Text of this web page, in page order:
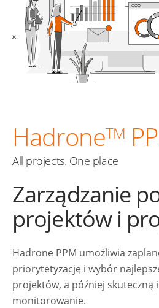
HadroneTM
All projects. One place
Zarządzanie
projektów i
Hadrone PPM umożliwia
priorytetyzację i wybór
projektów, a później skuteczną
monitorowanie.